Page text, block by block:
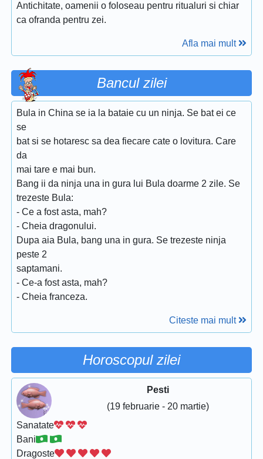
Antichitate, oamenii o foloseau pentru ritualuri si chiar
ca ofranda pentru zei.
Afla mai mult
Bancul zilei
Bula in China se ia la bataie cu un ninja. Se bat ei ce
se
bat si se hotaresc sa dea fiecare cate o lovitura. Care
da
mai tare e mai bun.
Bang ii da ninja una in gura lui Bula doarme 2 zile. Se
trezeste Bula:
- Ce a fost asta, mah?
- Cheia dragonului.
Dupa aia Bula, bang una in gura. Se trezeste ninja
peste 2
saptamani.
- Ce-a fost asta, mah?
- Cheia franceza.
Citeste mai mult
Horoscopul zilei
Pesti
(19 februarie - 20 martie)
Sanatate
Bani
Dragoste